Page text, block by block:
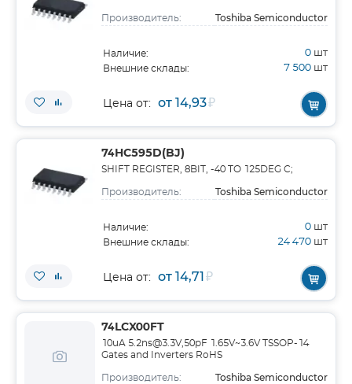
Производитель: Toshiba Semiconductor
Наличие: 0 шт
Внешние склады: 7 500 шт
Цена от: от 14,93₽
74HC595D(BJ)
SHIFT REGISTER, 8BIT, -40 TO 125DEG C;
Производитель: Toshiba Semiconductor
Наличие: 0 шт
Внешние склады: 24 470 шт
Цена от: от 14,71₽
74LCX00FT
10uA 5.2ns@3.3V,50pF 1.65V~3.6V TSSOP-14
Gates and Inverters RoHS
Производитель: Toshiba Semiconductor